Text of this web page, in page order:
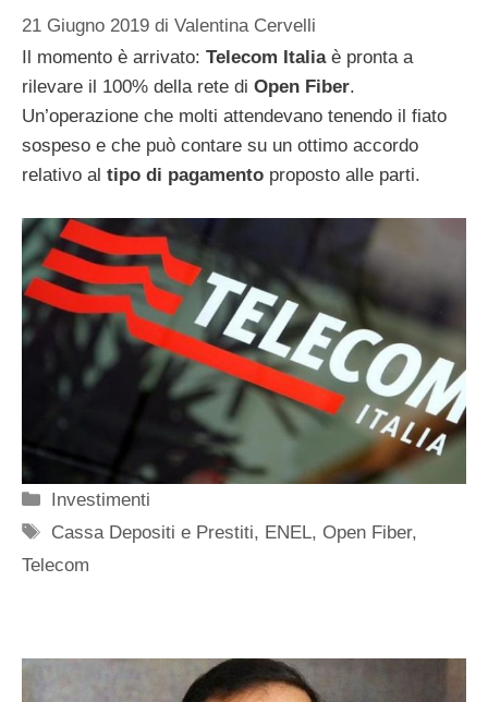
21 Giugno 2019 di Valentina Cervelli
Il momento è arrivato: Telecom Italiaè pronta a
rilevare il 100% della rete di Open Fiber.
Un’operazione che molti attendevano tenendo il fiato
sospeso e che può contare su un ottimo accordo
relativo al tipo di pagamento proposto alle parti.
Categorie
Investimenti
Tag
Cassa Depositi e Prestiti, ENEL,Open Fiber,
Telecom